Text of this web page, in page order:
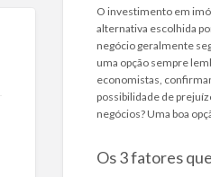
O investimento em
alternativa escolhida
negócio geralmente
uma opção sempre
economistas,
possibilidade de
negócios? Uma boa
Os 3 fatores